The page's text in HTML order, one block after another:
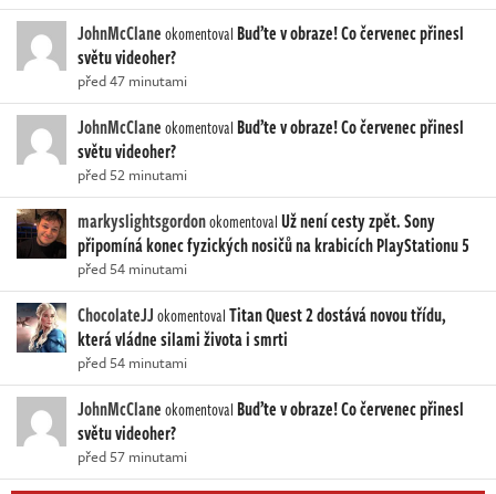
JohnMcClaneokomentoval Buďte v obraze! Co červenec přinesl
světu videoher?
před 47 minutami
JohnMcClaneokomentoval Buďte v obraze! Co červenec přinesl
světu videoher?
před 52 minutami
markyslightsgordonokomentovalUž není cesty zpět. Sony
připomíná konec fyzických nosičů na krabicích PlayStationu 5
před 54 minutami
ChocolateJJokomentovalTitan Quest 2 dostává novou třídu,
která vládne silami života i smrti
před 54 minutami
JohnMcClaneokomentoval Buďte v obraze! Co červenec přinesl
světu videoher?
před 57 minutami